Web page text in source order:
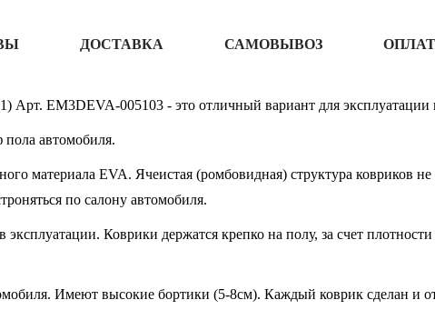
ДОСТАВКА САМОВЫВОЗ
Арт. EM3DEVA-005103 - это отличный вариант для эксплуатации
автомобиля.
материала EVA. Ячеистая (ромбовидная) структура ковриков
по салону автомобиля.
Коврики держатся крепко на полу, за счет
Имеют высокие бортики (5-8см). Каждый коврик сделан и